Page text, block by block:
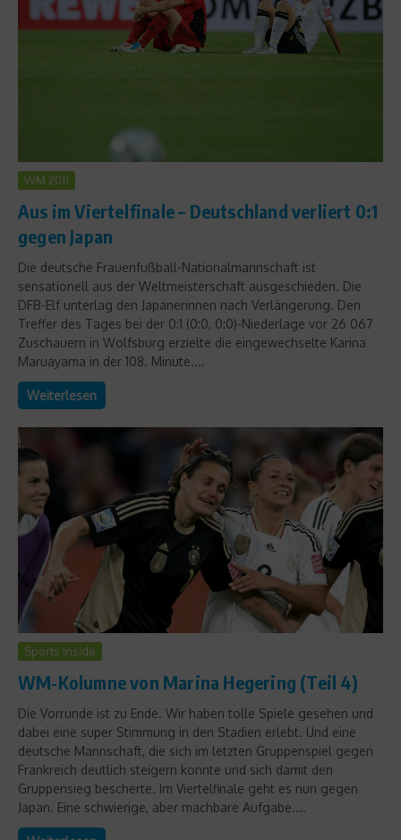
WM 2011
Aus im Viertelfinale – Deutschland verliert 0:1
gegen Japan
Die deutsche Frauenfußball-Nationalmannschaft ist
sensationell aus der Weltmeisterschaft ausgeschieden. Die
DFB-Elf unterlag den Japanerinnen nach Verlängerung. Den
Treffer des Tages bei der 0:1 (0:0, 0:0)-Niederlage vor 26 067
Zuschauern in Wolfsburg erzielte die eingewechselte Karina
Maruayama in der 108. Minute....
Weiterlesen
Sports Inside
WM-Kolumne von Marina Hegering (Teil 4)
Die Vorrunde ist zu Ende. Wir haben tolle Spiele gesehen und
dabei eine super Stimmung in den Stadien erlebt. Und eine
deutsche Mannschaft, die sich im letzten Gruppenspiel gegen
Frankreich deutlich steigern konnte und sich damit den
Gruppensieg bescherte. Im Viertelfinale geht es nun gegen
Japan. Eine schwierige, aber machbare Aufgabe....